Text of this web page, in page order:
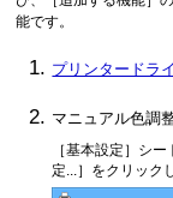
能です。
プリンタードラ
マニュアル色調
［基本設定］ シー
定...］ をクリック